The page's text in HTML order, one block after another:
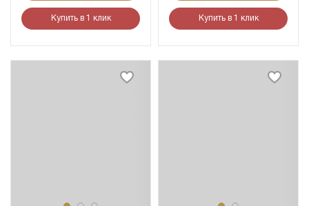
Купить в 1 клик Купить в 1 клик